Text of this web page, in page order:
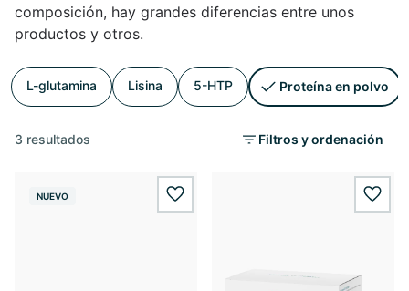
composición, hay grandes diferencias entre unos
productos y otros.
L-glutamina Lisina 5-HTP Proteína en polvo
3 resultados Filtros y ordenación
NUEVO wishlist.add